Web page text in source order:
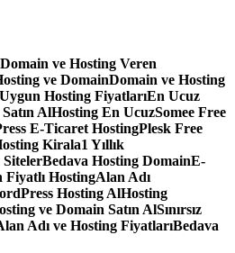
ve Hosting Veren
ve DomainDomain ve Hosting
Hosting FiyatlarıEn Ucuz
AlHosting En UcuzSomee Free
E-Ticaret HostingPlesk Free
Kirala1 Yıllık
SitelerBedava Hosting DomainE-
Fiyatlı HostingAlan Adı
Hosting AlHosting
ve Domain Satın AlSınırsız
Adı ve Hosting FiyatlarıBedava